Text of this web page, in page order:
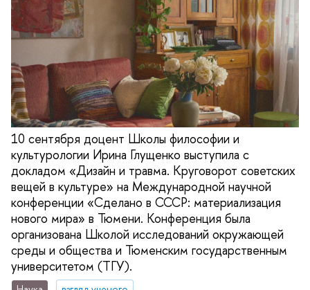
10 сентября доцент Школы философии и
культурологии Ирина Глущенко выступила с
докладом «Дизайн и травма. Круговорот советских
вещей в культуре» на Международной научной
конференции «Сделано в СССР: материализация
нового мира» в Тюмени. Конференция была
организована Школой исследований окружающей
среды и общества и Тюменским государственным
университетом (ТГУ).